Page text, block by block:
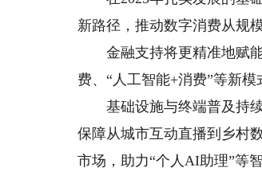
新路径，推动数字消费从规
金融支持将更精准地赋能
费、“人工智能+消费”等新
基础设施与终端普及持续
保障从城市互动直播到乡村
市场，助力“个人AI助理”等